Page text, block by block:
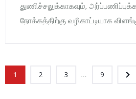
துணிச்சலுக்காகவும்,
நோக்கத்திற்கு வழிகாட்டியாக
1 2 3 ... 9